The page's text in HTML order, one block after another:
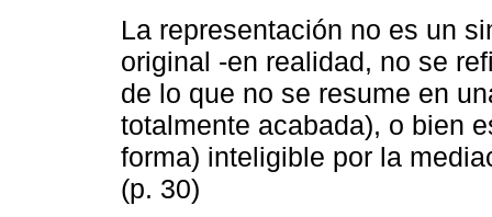
La representación no es un
original -en realidad, no se
de lo que no se resume en
totalmente acabada), o bien
forma) inteligible por la
(p. 30)